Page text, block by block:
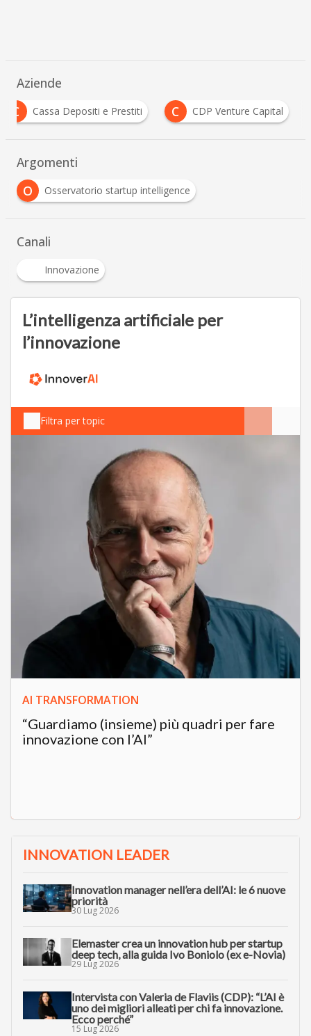
Aziende
C
Cassa Depositi e Prestiti C CDP Venture Capital
Argomenti
O
Osservatorio startup intelligence
Canali
Innovazione
L’intelligenza artificiale per
l’innovazione
Filtra per topic
AI TRANSFORMATION
“Guardiamo (insieme) più quadri per fare
innovazione con l’AI”
INNOVATION LEADER
Innovation manager nell’era dell’AI: le 6 nuove
priorità
30 Lug 2026
Elemaster crea un innovation hub per startup
deep tech, alla guida Ivo Boniolo (ex e-Novia)
29 Lug 2026
Intervista con Valeria de Flaviis (CDP): “L’AI è
uno dei migliori alleati per chi fa innovazione.
Ecco perché”
15 Lug 2026